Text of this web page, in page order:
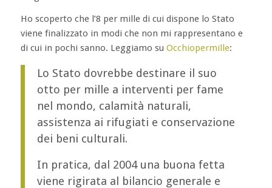
Ho scoperto che l’8 per mille di cui dispone lo Stato
viene finalizzato in modi che non mi rappresentano e
di cui in pochi sanno. Leggiamo su Occhiopermille:
Lo Stato dovrebbe destinare il suo
otto per mille a interventi per fame
nel mondo, calamità naturali,
assistenza ai rifugiati e conservazione
dei beni culturali.
In pratica, dal 2004 una buona fetta
viene rigirata al bilancio generale e